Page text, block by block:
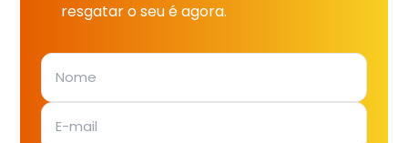
resgatar o seu é agora.